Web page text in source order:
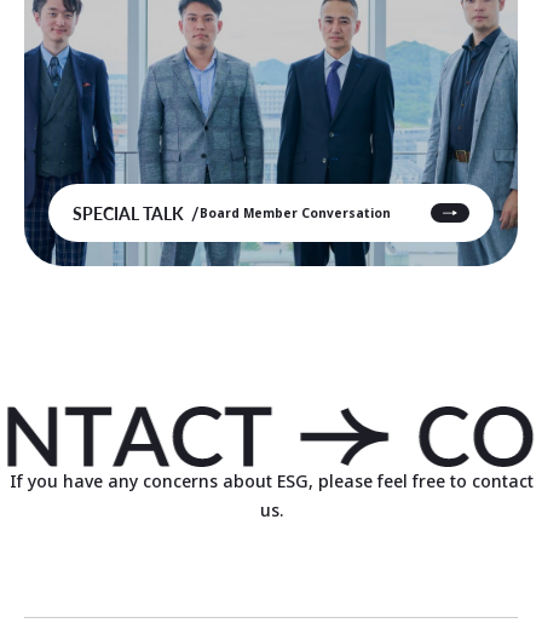
SPECIAL TALK Board Member Conversation
If you have any concerns about ESG, please feel free to contact
us.